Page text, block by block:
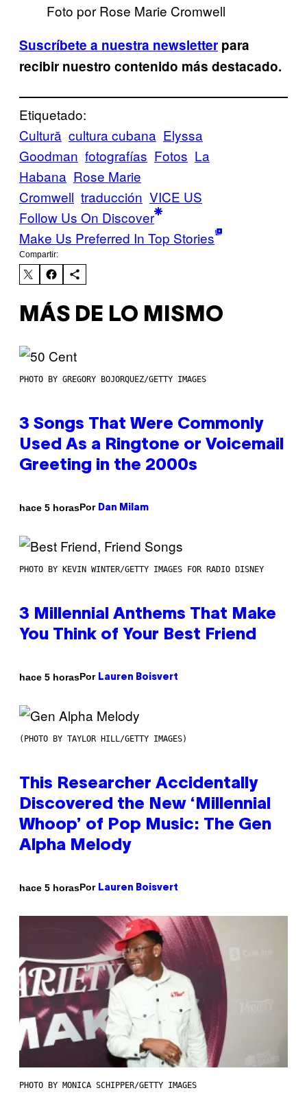
Foto por Rose Marie Cromwell
Suscríbete a nuestra newsletter para
recibir nuestro contenido más destacado.
Etiquetado:
Cultură cultura cubana Elyssa
Goodman fotografías Fotos La
Habana Rose Marie
Cromwell traducción VICE US
Follow Us On Discover
Make Us Preferred In Top Stories
Compartir:
MÁS DE LO MISMO
PHOTO BY GREGORY BOJORQUEZ/GETTY IMAGES
3 Songs That Were Commonly
Used As a Ringtone or Voicemail
Greeting in the 2000s
hace 5 horasPor Dan Milam
PHOTO BY KEVIN WINTER/GETTY IMAGES FOR RADIO DISNEY
3 Millennial Anthems That Make
You Think of Your Best Friend
hace 5 horasPor Lauren Boisvert
(PHOTO BY TAYLOR HILL/GETTY IMAGES)
This Researcher Accidentally
Discovered the New ‘Millennial
Whoop’ of Pop Music: The Gen
Alpha Melody
hace 5 horasPor Lauren Boisvert
PHOTO BY MONICA SCHIPPER/GETTY IMAGES